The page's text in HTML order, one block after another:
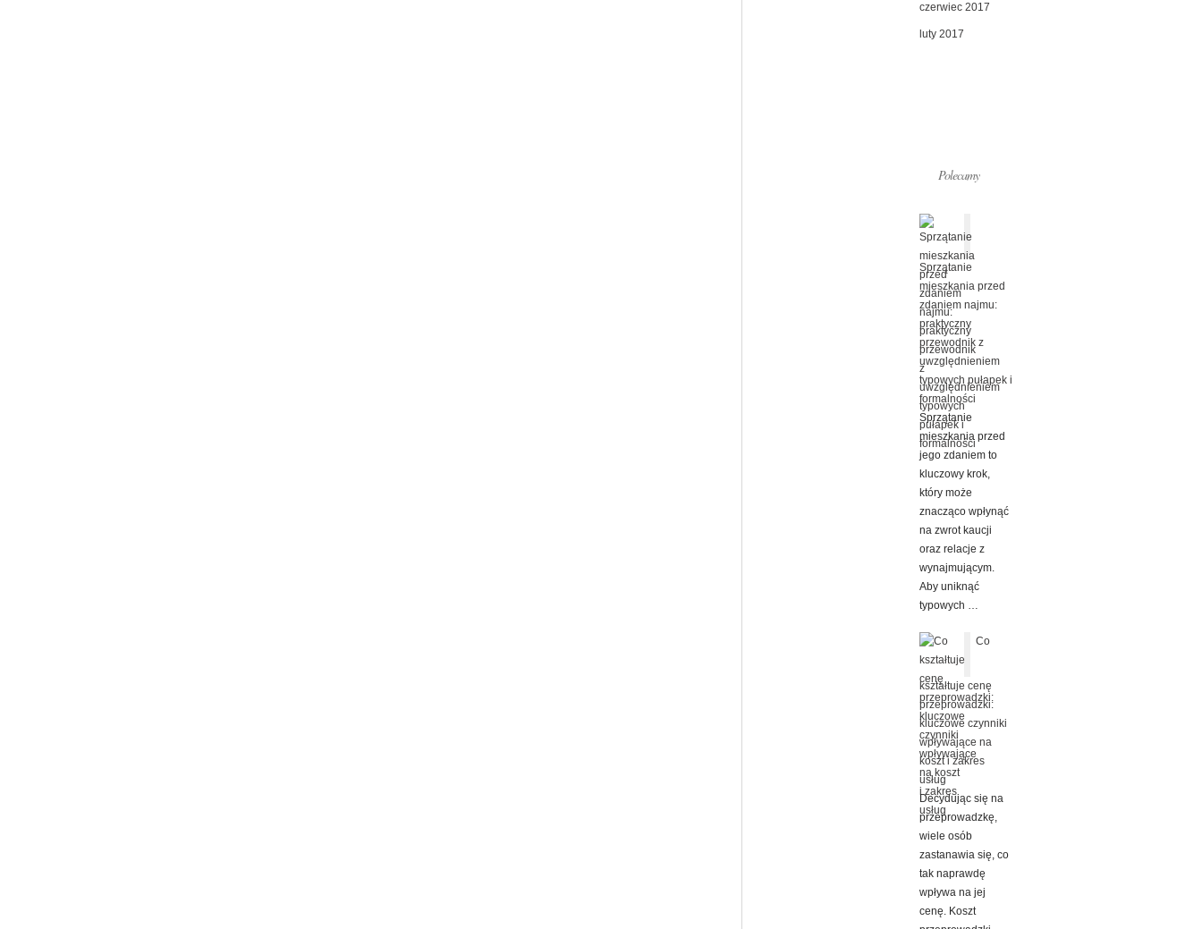
czerwiec 2017
luty 2017
Polecamy
Sprzątanie
mieszkania przed
zdaniem najmu:
praktyczny
przewodnik z
uwzględnieniem
typowych pułapek i
formalności
Sprzątanie
mieszkania przed
jego zdaniem to
kluczowy krok,
który może
znacząco wpłynąć
na zwrot kaucji
oraz relacje z
wynajmującym.
Aby uniknąć
typowych …
Co
kształtuje cenę
przeprowadzki:
kluczowe czynniki
wpływające na
koszt i zakres
usług
Decydując się na
przeprowadzkę,
wiele osób
zastanawia się, co
tak naprawdę
wpływa na jej
cenę. Koszt